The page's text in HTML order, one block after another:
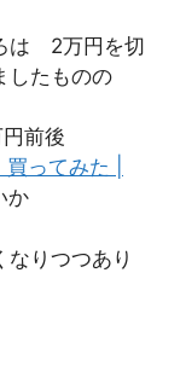
は 2万円を切
たものの
前後
ってみた |
か
りつつあり